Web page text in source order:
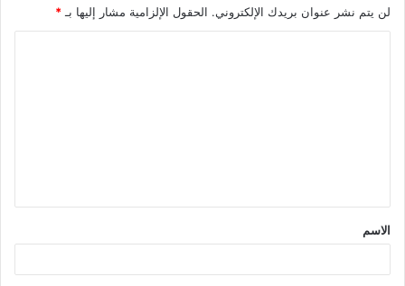
لن يتم نشر عنوان بريدك الإلكتروني. الحقول الإلزامية مشار إليها بـ*
ق
*
الاسم